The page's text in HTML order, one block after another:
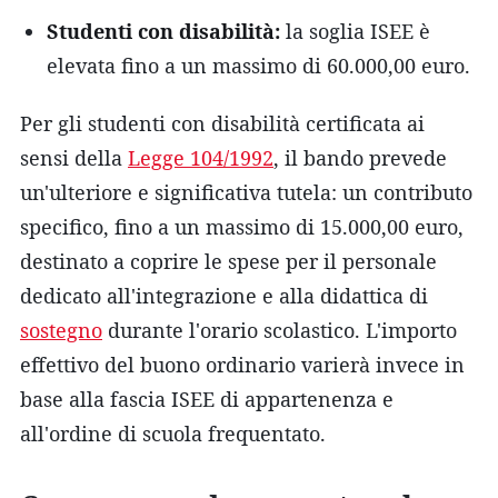
Studenti con disabilità: la soglia ISEE è
elevata fino a un massimo di 60.000,00 euro.
Per gli studenti con disabilità certificata ai
sensi della Legge 104/1992, il bando prevede
un'ulteriore e significativa tutela: un contributo
specifico, fino a un massimo di 15.000,00 euro,
destinato a coprire le spese per il personale
dedicato all'integrazione e alla didattica di
sostegno durante l'orario scolastico. L'importo
effettivo del buono ordinario varierà invece in
base alla fascia ISEE di appartenenza e
all'ordine di scuola frequentato.